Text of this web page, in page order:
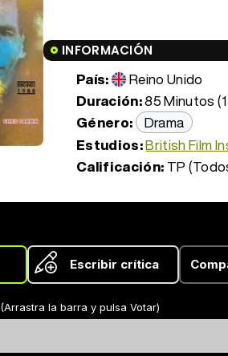
INFORMACIÓN
País:
Reino Unido
Duración:85 Minutos
Género: Drama
Estudios:British Film
Calificación: TP
Escribir crítica
(Arrastra la barra y pulsa Votar)